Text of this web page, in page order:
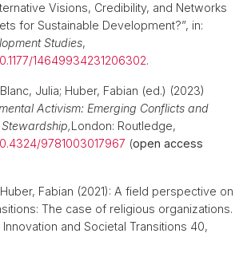
Visions, Credibility, and Networks
for Sustainable Development?”, in:
Studies,
14649934231206302.
Julia; Huber, Fabian (ed.) (2023)
Activism: Emerging Conflicts and
London: Routledge,
9781003017967 (open access
Fabian (2021): A field perspective on
The case of religious organizations.
Innovation and Societal Transitions 40,